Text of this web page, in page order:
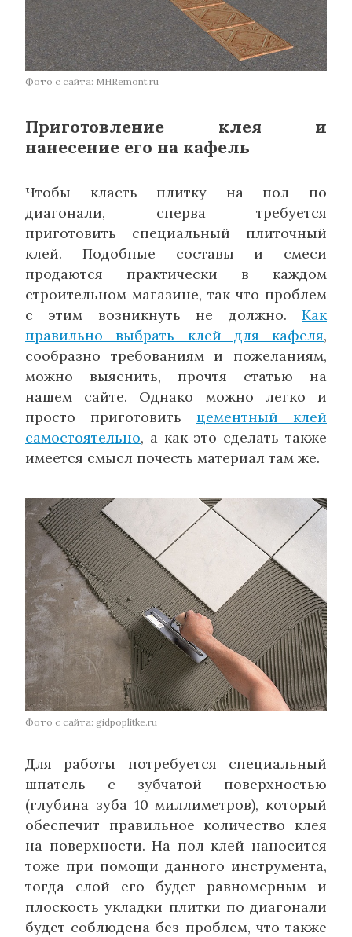
Фото с сайта: MHRemont.ru
Приготовление клея и
нанесение его на кафель
Чтобы класть плитку на пол по
диагонали, сперва требуется
приготовить специальный плиточный
клей. Подобные составы и смеси
продаются практически в каждом
строительном магазине, так что проблем
с этим возникнуть не должно. Как
правильно выбрать клей для кафеля,
сообразно требованиям и пожеланиям,
можно выяснить, прочтя статью на
нашем сайте. Однако можно легко и
просто приготовить цементный клей
самостоятельно, а как это сделать также
имеется смысл почесть материал там же.
Фото с сайта: gidpoplitke.ru
Для работы потребуется специальный
шпатель с зубчатой поверхностью
(глубина зуба 10 миллиметров), который
обеспечит правильное количество клея
на поверхности. На пол клей наносится
тоже при помощи данного инструмента,
тогда слой его будет равномерным и
плоскость укладки плитки по диагонали
будет соблюдена без проблем, что также